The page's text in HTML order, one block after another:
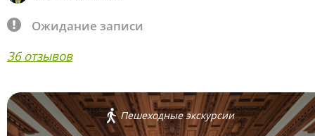
Ожидание записи
36 отзывов
Пешеходные экскурсии